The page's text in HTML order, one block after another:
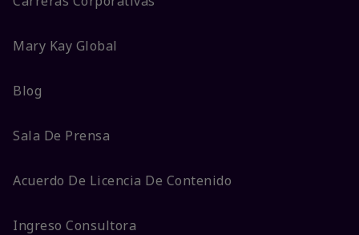
Mary Kay Global
Blog
Sala De Prensa
Acuerdo De Licencia De Contenido
Ingreso Consultora